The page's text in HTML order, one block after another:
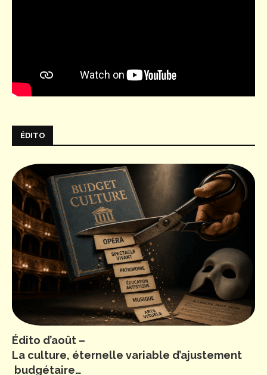
ÉDITO
Édito d’août –
La culture, éternelle variable d’ajustement
budgétaire…